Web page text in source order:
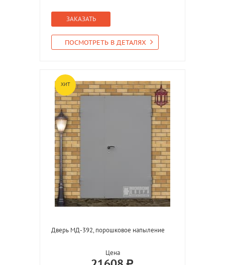
ЗАКАЗАТЬ
ПОСМОТРЕТЬ В ДЕТАЛЯХ
ХИТ
Дверь МД-392, порошковое напыление
Цена